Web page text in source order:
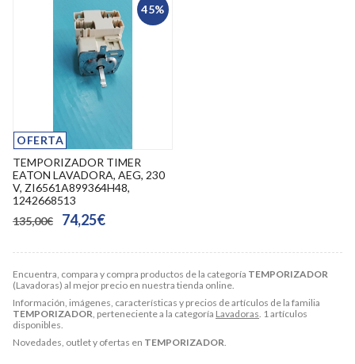
Encuentra, compara y compra productos de la categoría TEMPORIZADOR
(Lavadoras) al mejor precio en nuestra tienda online.
Información, imágenes, características y precios de artículos de la familia
TEMPORIZADOR, perteneciente a la categoría Lavadoras. 1 artículos
disponibles.
Novedades, outlet y ofertas en TEMPORIZADOR.
45%
OFERTA
TEMPORIZADOR TIMER
EATON LAVADORA, AEG, 230
V, ZI6561A899364H48,
1242668513
135,00€
74,25€